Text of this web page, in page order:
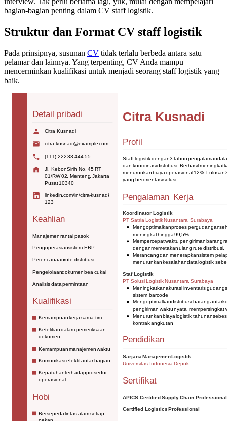
bagian-bagian penting dalam CV staff logistik.
Struktur dan Format CV staff logistik
Pada prinsipnya, susunan CV tidak terlalu berbeda antara satu
pelamar dan lainnya. Yang terpenting, CV Anda mampu
mencerminkan kualifikasi untuk menjadi seorang staff logistik yang
baik.